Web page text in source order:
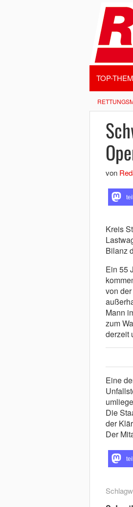
TOP-
von
Kreis
Bilanz
Ein 55
von
Mann
zum
derzeit
Eine
Die
der
Der